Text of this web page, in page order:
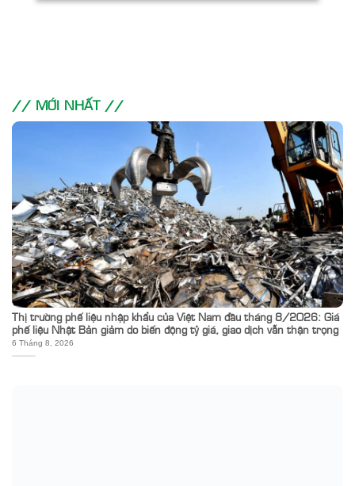
// MỚI NHẤT //
Thị trường phế liệu nhập khẩu của Việt Nam đầu tháng 8/2026: Giá
phế liệu Nhật Bản giảm do biến động tỷ giá, giao dịch vẫn thận trọng
6 Tháng 8, 2026